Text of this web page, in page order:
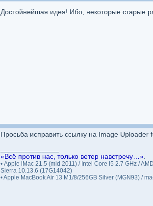
Достойнейшая идея! Ибо, некоторые старые
Просьба исправить ссылку на Image Uploader
«Всё против нас, только ветер навстречу…».
• Apple iMac 21.5 (mid 2011) / Intel Core i5 2.7 GHz /
Sierra 10.13.6 (17G14042)
• Apple MacBook Air 13 M1/8/256GB Silver (MGN93) /